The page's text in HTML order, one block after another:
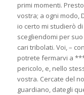
primi momenti.
vostra; a ogni modo,
io certo mi studierò
scegliendomi per
cari tribolati. Voi, –
potrete fermarvi a
pericolo, e, nello
vostra. Cercate del
guardiano, dategli